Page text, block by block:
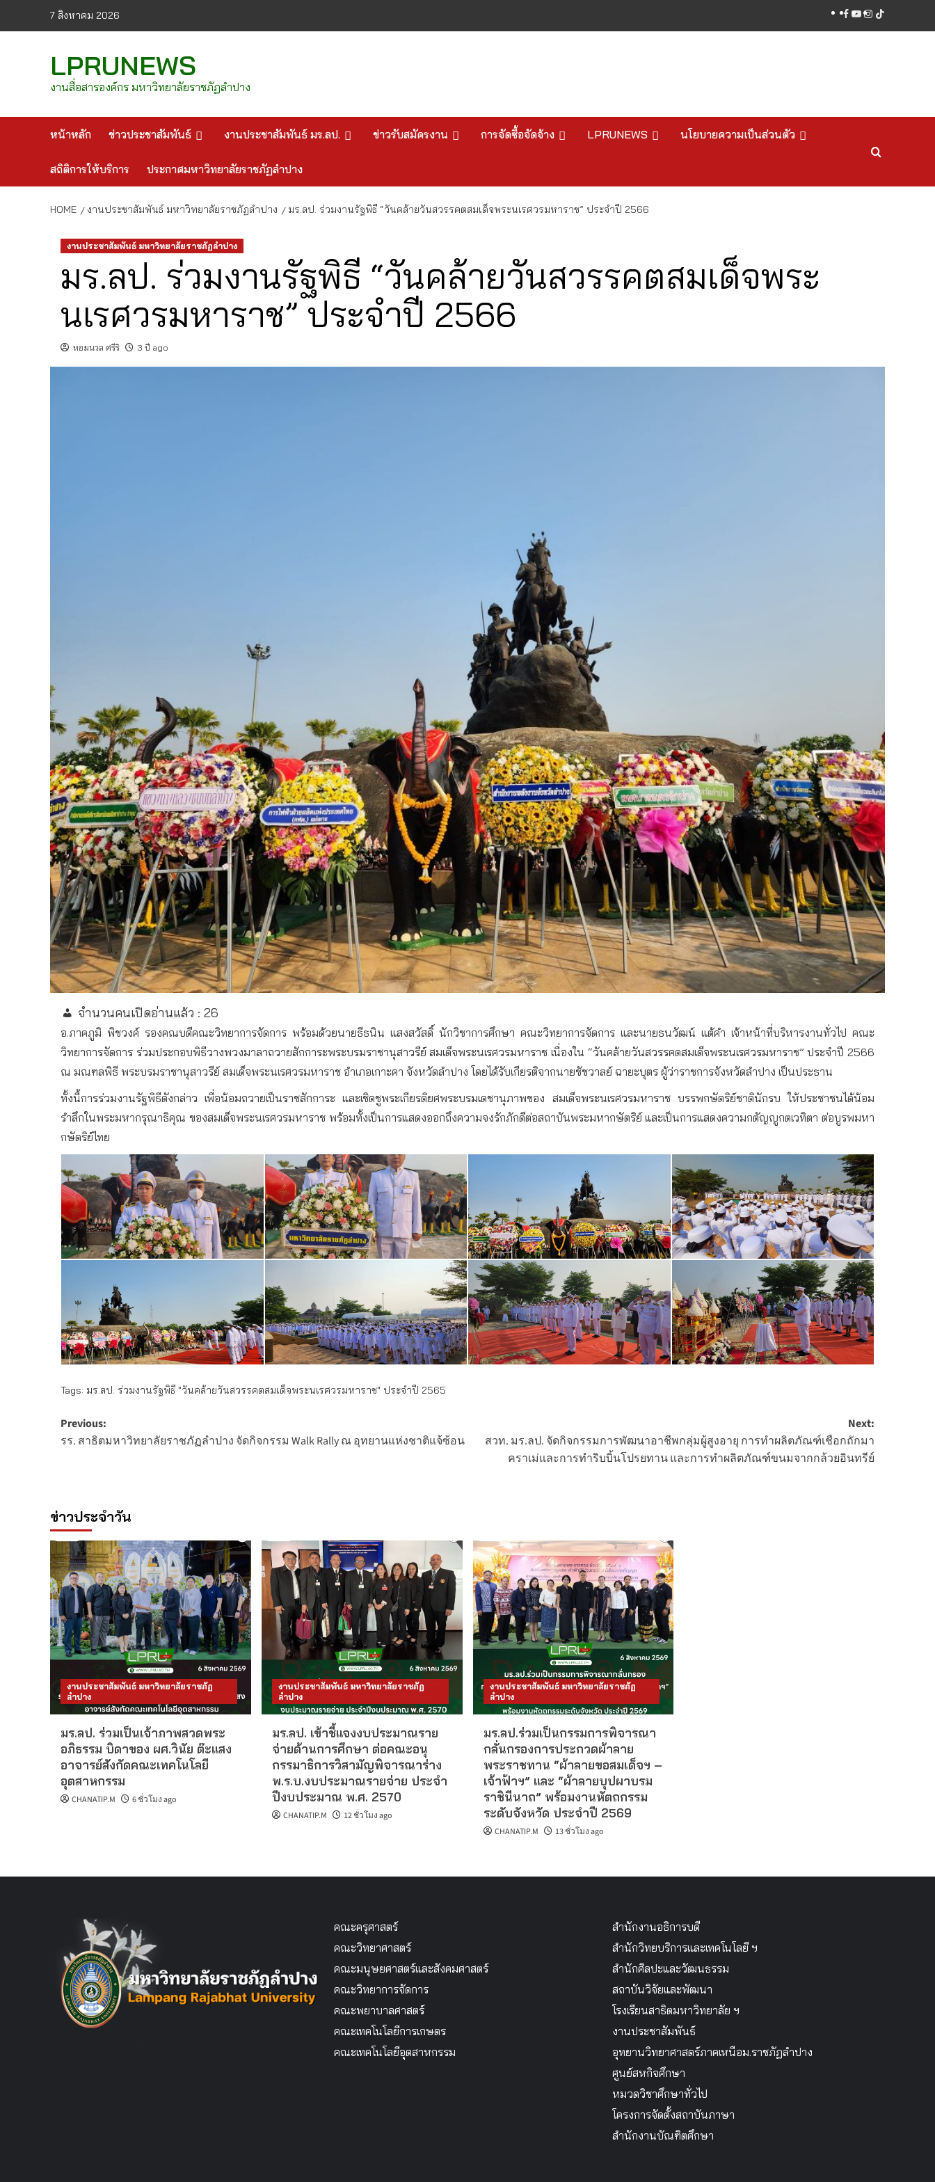
7 สิงหาคม 2026 facebook
youtube
instagram
tiktok
LPRUNEWS
งานสื่อสารองค์กร มหาวิทยาลัยราชภัฏลำปาง
หน้าหลัก ข่าวประชาสัมพันธ์ งานประชาสัมพันธ์ มร.ลป. ข่าวรับสมัครงาน การจัดซื้อจัดจ้าง LPRUNEWS นโยบายความเป็นส่วนตัว
สถิติการให้บริการ ประกาศมหาวิทยาลัยราชภัฏลำปาง
HOME งานประชาสัมพันธ์ มหาวิทยาลัยราชภัฏลำปาง มร.ลป. ร่วมงานรัฐพิธี “วันคล้ายวันสวรรคตสมเด็จพระนเรศวรมหาราช” ประจำปี 2566
งานประชาสัมพันธ์ มหาวิทยาลัยราชภัฏลำปาง
มร.ลป. ร่วมงานรัฐพิธี “วันคล้ายวันสวรรคตสมเด็จพระ
นเรศวรมหาราช” ประจำปี 2566
หอมนวล ศรีริ 3 ปี ago
จำนวนคนเปิดอ่านแล้ว : 26
อ.ภาคภูมิ พิชวงค์ รองคณบดีคณะวิทยาการจัดการ พร้อมด้วยนายธีธนิน แสงสวัสดิ์ นักวิชาการศึกษา คณะวิทยาการจัดการ และนายธนวัฒน์ แต้คำ เจ้าหน้าที่บริหารงานทั่วไป คณะ
วิทยาการจัดการ ร่วมประกอบพิธีวางพวงมาลาถวายสักการะพระบรมราชานุสาวรีย์ สมเด็จพระนเรศวรมหาราช เนื่องใน “วันคล้ายวันสวรรคตสมเด็จพระนเรศวรมหาราช” ประจำปี 2566
ณ มณฑลพิธี พระบรมราชานุสาวรีย์ สมเด็จพระนเรศวรมหาราช อำเภอเกาะคา จังหวัดลำปาง โดยได้รับเกียรติจากนายชัชวาลย์ ฉายะบุตร ผู้ว่าราชการจังหวัดลำปาง เป็นประธาน
ทั้งนี้การร่วมงานรัฐพิธีดังกล่าว เพื่อน้อมถวายเป็นราชสักการะ และเชิดชูพระเกียรติยศพระบรมเดชานุภาพของ สมเด็จพระนเรศวรมหาราช บรรพกษัตริย์ชาตินักรบ ให้ประชาชนได้น้อม
รำลึกในพระมหากรุณาธิคุณ ของสมเด็จพระนเรศวรมหาราช พร้อมทั้งเป็นการแสดงออกถึงความจงรักภักดีต่อสถาบันพระมหากษัตริย์ และเป็นการแสดงความกตัญญูกตเวทิตา ต่อบูรพมหา
กษัตริย์ไทย
Tags: มร.ลป. ร่วมงานรัฐพิธี "วันคล้ายวันสวรรคตสมเด็จพระนเรศวรมหาราช" ประจำปี 2565
Post
navigation
Previous:
รร. สาธิตมหาวิทยาลัยราชภัฏลำปาง จัดกิจกรรม Walk Rally ณ อุทยานแห่งชาติแจ้ซ้อน
Next:
สวท. มร.ลป. จัดกิจกรรมการพัฒนาอาชีพกลุ่มผู้สูงอายุ การทำผลิตภัณฑ์เชือกถักมา
คราเม่และการทำริบบิ้นโปรยทาน และการทำผลิตภัณฑ์ขนมจากกล้วยอินทรีย์
ข่าวประจำวัน
งานประชาสัมพันธ์ มหาวิทยาลัยราชภัฏ
ลำปาง
มร.ลป. ร่วมเป็นเจ้าภาพสวดพระ
อภิธรรม บิดาของ ผศ.วินัย ต๊ะแสง
อาจารย์สังกัดคณะเทคโนโลยี
อุตสาหกรรม
CHANATIP.M 6 ชั่วโมง ago
งานประชาสัมพันธ์ มหาวิทยาลัยราชภัฏ
ลำปาง
มร.ลป. เข้าชี้แจงงบประมาณราย
จ่ายด้านการศึกษา ต่อคณะอนุ
กรรมาธิการวิสามัญพิจารณาร่าง
พ.ร.บ.งบประมาณรายจ่าย ประจำ
ปีงบประมาณ พ.ศ. 2570
CHANATIP.M 12 ชั่วโมง ago
งานประชาสัมพันธ์ มหาวิทยาลัยราชภัฏ
ลำปาง
มร.ลป.ร่วมเป็นกรรมการพิจารณา
กลั่นกรองการประกวดผ้าลาย
พระราชทาน “ผ้าลายขอสมเด็จฯ –
เจ้าฟ้าฯ” และ “ผ้าลายบุปผาบรม
ราชินีนาถ” พร้อมงานหัตถกรรม
ระดับจังหวัด ประจำปี 2569
CHANATIP.M 13 ชั่วโมง ago
คณะครุศาสตร์
คณะวิทยาศาสตร์
คณะมนุษยศาสตร์และสังคมศาสตร์
คณะวิทยาการจัดการ
คณะพยาบาลศาสตร์
คณะเทคโนโลยีการเกษตร
คณะเทคโนโลยีอุตสาหกรรม
สำนักงานอธิการบดี
สำนักวิทยบริการและเทคโนโลยี ฯ
สำนักศิลปะและวัฒนธรรม
สถาบันวิจัยและพัฒนา
โรงเรียนสาธิตมหาวิทยาลัย ฯ
งานประชาสัมพันธ์
อุทยานวิทยาศาสตร์ภาคเหนือม.ราชภัฏลำปาง
ศูนย์สหกิจศึกษา
หมวดวิชาศึกษาทั่วไป
โครงการจัดตั้งสถาบันภาษา
สำนักงานบัณฑิตศึกษา